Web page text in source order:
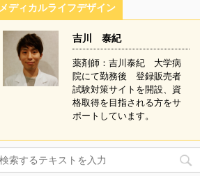
メディカルライフデザイン
吉川 泰紀
薬剤師：吉川泰紀 大学病
院にて勤務後 登録販売者
試験対策サイトを開設、資
格取得を目指される方をサ
ポートしています。